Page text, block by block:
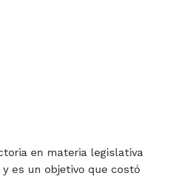
en materia legislativa
es un objetivo que costó